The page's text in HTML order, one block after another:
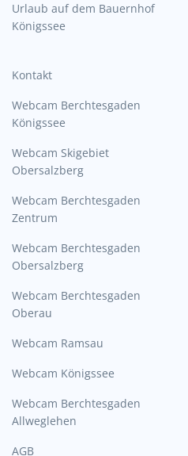
Urlaub auf dem Bauernhof
Königssee
Kontakt
Webcam Berchtesgaden
Königssee
Webcam Skigebiet
Obersalzberg
Webcam Berchtesgaden
Zentrum
Webcam Berchtesgaden
Obersalzberg
Webcam Berchtesgaden
Oberau
Webcam Ramsau
Webcam Königssee
Webcam Berchtesgaden
Allweglehen
AGB